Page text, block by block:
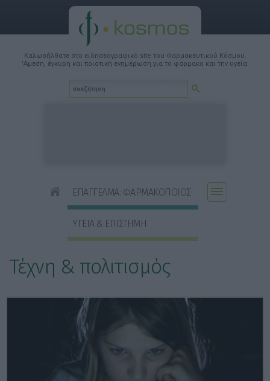
Καλωσήλθατε στο ειδησεογραφικό site του Φαρμακευτικού Κόσμου.
'Αμεση, έγκυρη και ποιοτική ενημέρωση για το φάρμακο και την υγεία.
ΕΠΑΓΓΕΛΜΑ: ΦΑΡΜΑΚΟΠΟΙΟΣ
ΥΓΕΙΑ & ΕΠΙΣΤΗΜΗ
Τέχνη & πολιτισμός
ΕΠΙΛΟΓΕΣ ΕΜΦΑΝΙΣΗΣ ΑΡΘΡΩΝ: